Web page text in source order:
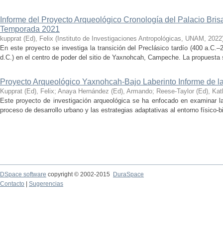
Informe del Proyecto Arqueológico Cronología del Palacio
Temporada 2021
kupprat (Ed), Felix ( Instituto de Investigaciones Antropológicas, UNAM , 2022
En este proyecto se investiga la transición del Preclásico tardío (400
d.C.) en el centro de poder del sitio de Yaxnohcah, Campeche. La
Proyecto Arqueológico Yaxnohcah-Bajo Laberinto Informe de
Kupprat (Ed), Felix; Anaya Hernández (Ed), Armando; Reese-Taylor (Ed),
Este proyecto de investigación arqueológica se ha enfocado en examinar
proceso de desarrollo urbano y las estrategias adaptativas al entorno físico-
DSpace software copyright © 2002-2015
DuraSpace
Contacto
Sugerencias